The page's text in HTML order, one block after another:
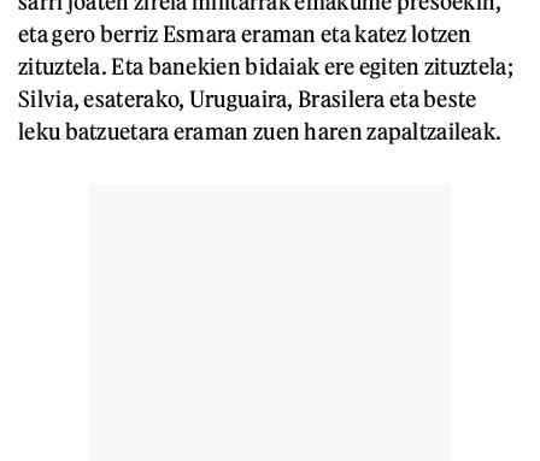
eta gero berriz Esmara eraman eta katez lotzen
zituztela. Eta banekien bidaiak ere egiten zituztela;
Silvia, esaterako, Uruguaira, Brasilera eta beste
leku batzuetara eraman zuen haren zapaltzaileak.